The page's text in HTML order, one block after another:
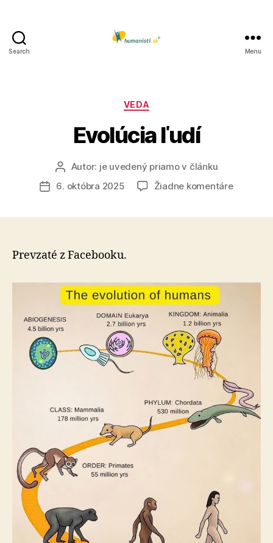
Search Menu
Kategórie
VEDA
Evolúcia ľudí
Autor
článku
Autor: je uvedený priamo v článku
Dátum
6. októbra 2025 Žiadne komentárena
Prevzaté z Facebooku.